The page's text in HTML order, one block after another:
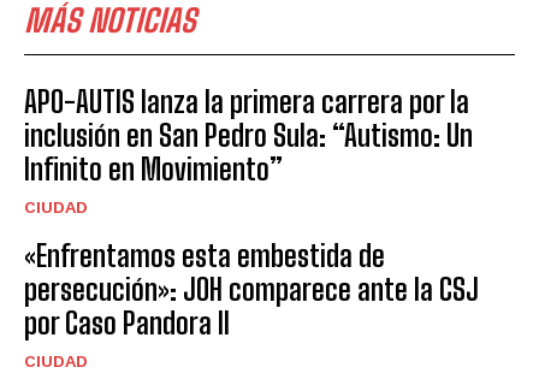
MÁS NOTICIAS
APO-AUTIS lanza la primera carrera por la
inclusión en San Pedro Sula: “Autismo: Un
Infinito en Movimiento”
CIUDAD
«Enfrentamos esta embestida de
persecución»: JOH comparece ante la CSJ
por Caso Pandora II
CIUDAD